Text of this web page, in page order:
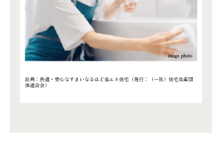
出典：快適・安心なすまいなるほど省エネ住宅（発行：（一社）住宅生産団
体連合会）